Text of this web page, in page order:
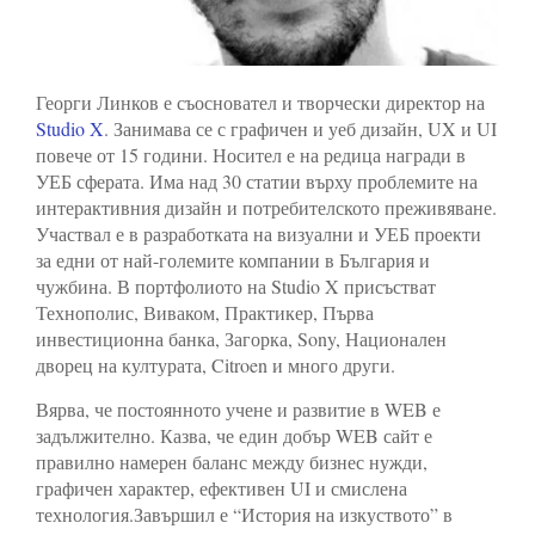
Георги Линков е съосновател и творчески директор на
Studio X. Занимава се с графичен и уеб дизайн, UX и UI
повече от 15 години. Носител е на редица награди в
УЕБ сферата. Има над 30 статии върху проблемите на
интерактивния дизайн и потребителското преживяване.
Участвал е в разработката на визуални и УЕБ проекти
за едни от най-големите компании в България и
чужбина. В портфолиото на Studio X присъстват
Технополис, Виваком, Практикер, Първа
инвестиционна банка, Загорка, Sony, Национален
дворец на културата, Citroen и много други.
Вярва, че постоянното учене и развитие в WEB е
задължително. Казва, че един добър WEB сайт е
правилно намерен баланс между бизнес нужди,
графичен характер, ефективен UI и смислена
технология.Завършил е “История на изкуството” в